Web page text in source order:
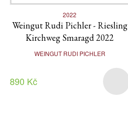
2022
Weingut Rudi Pichler - Riesling
Kirchweg Smaragd 2022
WEINGUT RUDI PICHLER
890 Kč